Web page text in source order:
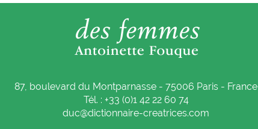
87, boulevard du Montparnasse - 75006 Paris - France
Tél. : +33 (0)1 42 22 60 74
duc@dictionnaire-creatrices.com